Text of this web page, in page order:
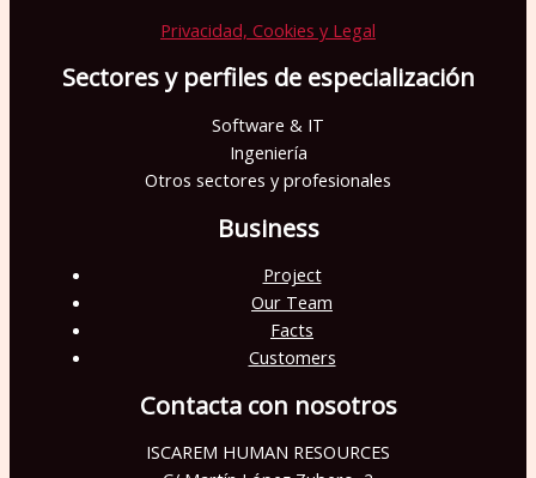
Privacidad, Cookies y Legal
Sectores y perfiles de especialización
Software & IT
Ingeniería
Otros sectores y profesionales
Business
Project
Our Team
Facts
Customers
Contacta con nosotros
ISCAREM HUMAN RESOURCES